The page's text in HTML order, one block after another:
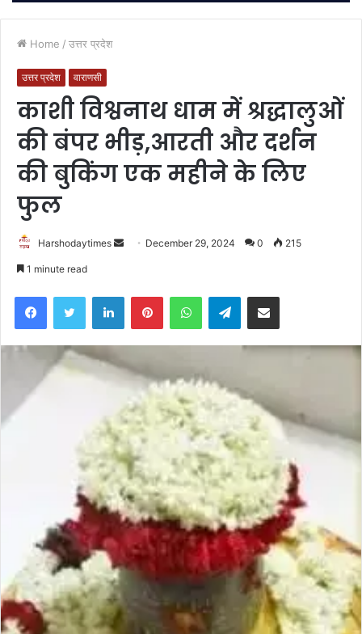
Home / उत्तर प्रदेश
उत्तर प्रदेश वाराणसी
काशी विश्वनाथ धाम में श्रद्धालुओं
की बंपर भीड़,आरती और दर्शन
की बुकिंग एक महीने के लिए
फुल
Harshodaytimes
Send December 29, 2024 0 215
1 minute read
FacebookTwitter LinkedInPinterestWhatsAppTelegramShare via Email